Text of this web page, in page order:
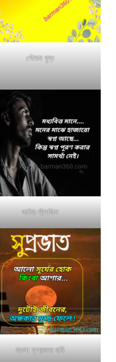
গৌতম বুদ্ধ
কষ্টের স্ট্যাটাস
বাংলা সুপ্রভাত ছবি